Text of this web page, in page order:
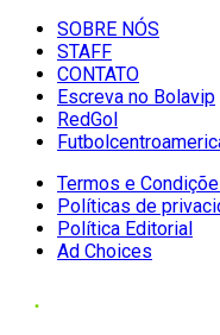
SOBRE NÓS
STAFF
CONTATO
Escreva no Bolavip
RedGol
Termos e
Políticas de
Política Editorial
Ad Choices